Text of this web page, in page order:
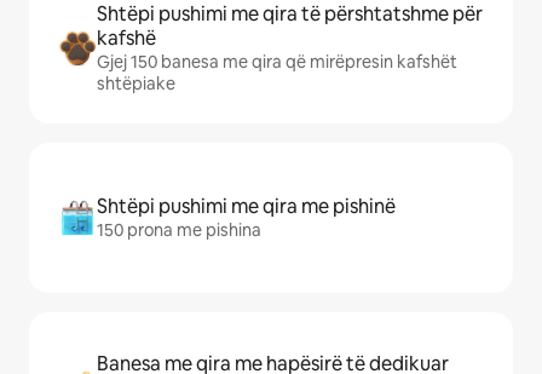
Shtëpi pushimi me qira të përshtatshme për
kafshë
Gjej 150 banesa me qira që mirëpresin kafshët
shtëpiake
Shtëpi pushimi me qira me pishinë
150 prona me pishina
Banesa me qira me hapësirë të dedikuar